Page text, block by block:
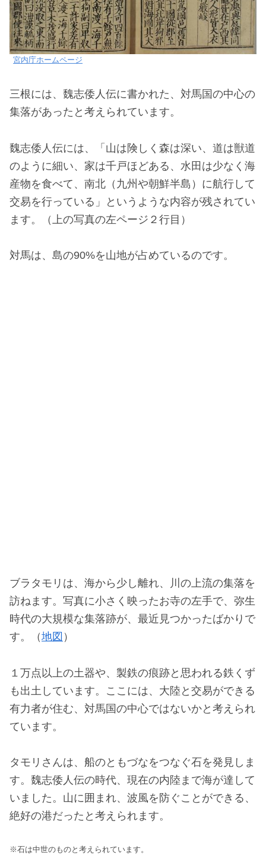
宮内庁ホームページ
三根には、魏志倭人伝に書かれた、対馬国の中心の
集落があったと考えられています。
魏志倭人伝には、「山は険しく森は深い、道は獣道
のように細い、家は千戸ほどある、水田は少なく海
産物を食べて、南北（九州や朝鮮半島）に航行して
交易を行っている」というような内容が残されてい
ます。（上の写真の左ページ２行目）
対馬は、島の90%を山地が占めているのです。
ブラタモリは、海から少し離れ、川の上流の集落を
訪ねます。写真に小さく映ったお寺の左手で、弥生
時代の大規模な集落跡が、最近見つかったばかりで
す。（地図 ）
１万点以上の土器や、製鉄の痕跡と思われる鉄くず
も出土しています。ここには、大陸と交易ができる
有力者が住む、対馬国の中心ではないかと考えられ
ています。
タモリさんは、船のともづなをつなぐ石を発見しま
す。魏志倭人伝の時代、現在の内陸まで海が達して
いました。山に囲まれ、波風を防ぐことができる、
絶好の港だったと考えられます。
※石は中世のものと考えられています。